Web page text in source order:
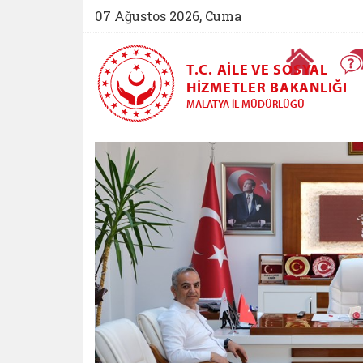
07 Ağustos 2026, Cuma
Ana Sayfa
T.C. AILE VE SOSYAL
HIZMETLER BAKANLIĞI
MALATYA İL MÜDÜRLÜĞÜ
Malatya Aile ve
Öne Çıkan Haberler Slayt